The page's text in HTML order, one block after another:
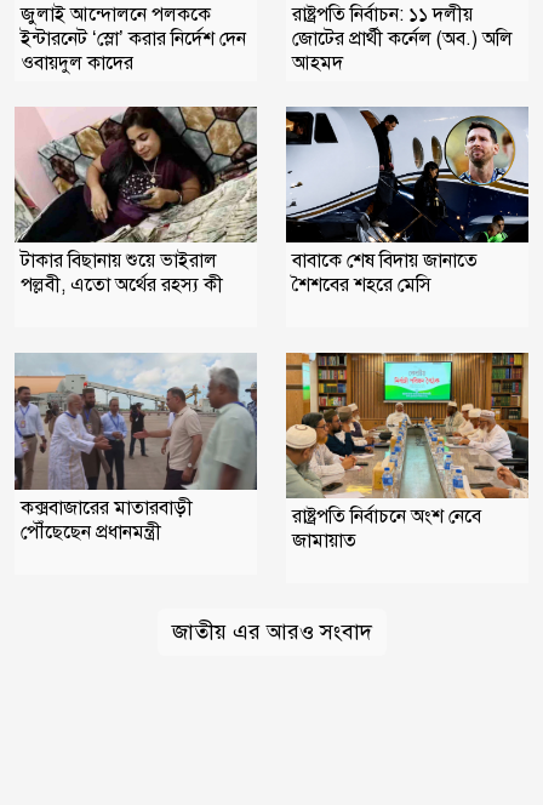
জুলাই আন্দোলনে পলককে
ইন্টারনেট ‘স্লো’ করার নির্দেশ দেন
ওবায়দুল কাদের
রাষ্ট্রপতি নির্বাচন: ১১ দলীয়
জোটের প্রার্থী কর্নেল (অব.) অলি
আহমদ
টাকার বিছানায় শুয়ে ভাইরাল
পল্লবী, এতো অর্থের রহস্য কী
বাবাকে শেষ বিদায় জানাতে
শৈশবের শহরে মেসি
কক্সবাজারের মাতারবাড়ী
পৌঁছেছেন প্রধানমন্ত্রী
রাষ্ট্রপতি নির্বাচনে অংশ নেবে
জামায়াত
জাতীয় এর আরও সংবাদ